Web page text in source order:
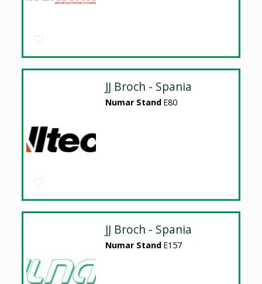
JJ Broch - Spania
Numar Stand E80
JJ Broch - Spania
Numar Stand E157